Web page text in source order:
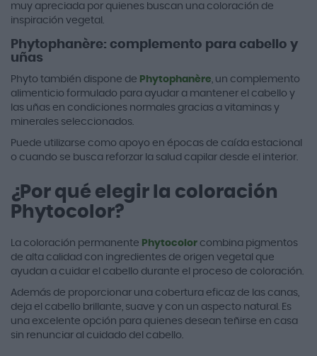
muy apreciada por quienes buscan una coloración de
inspiración vegetal.
Phytophanère: complemento para cabello y
uñas
Phyto también dispone de Phytophanère , un complemento
alimenticio formulado para ayudar a mantener el cabello y
las uñas en condiciones normales gracias a vitaminas y
minerales seleccionados.
Puede utilizarse como apoyo en épocas de caída estacional
o cuando se busca reforzar la salud capilar desde el interior.
¿Por qué elegir la coloración
Phytocolor?
La coloración permanente Phytocolor combina pigmentos
de alta calidad con ingredientes de origen vegetal que
ayudan a cuidar el cabello durante el proceso de coloración.
Además de proporcionar una cobertura eficaz de las canas,
deja el cabello brillante, suave y con un aspecto natural. Es
una excelente opción para quienes desean teñirse en casa
sin renunciar al cuidado del cabello.